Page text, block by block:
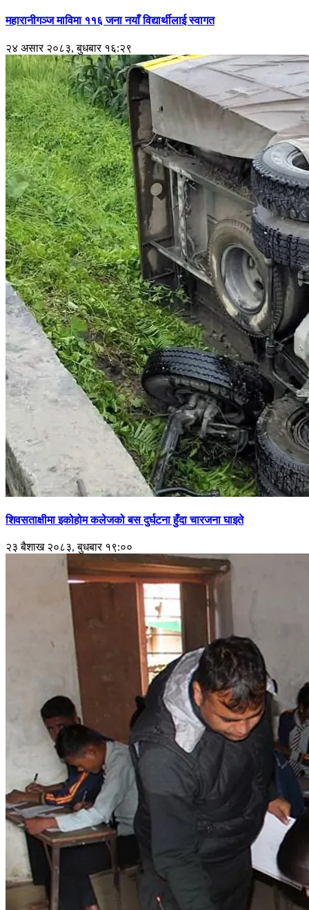
महारानीगञ्ज माविमा ११६ जना नयाँ विद्यार्थीलाई स्वागत
२४ असार २०८३, बुधबार १६:२९
शिवसताक्षीमा इकोहोम कलेजको बस दुर्घटना हुँदा चारजना घाइते
२३ बैशाख २०८३, बुधबार १९:००